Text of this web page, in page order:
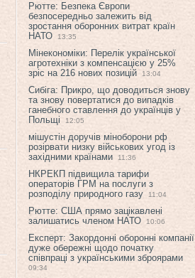
Рютте: Безпека Європи
безпосередньо залежить від
зростання оборонних витрат країн
НАТО
13:35
Мінекономіки: Перелік української
агротехніки з компенсацією у 25%
зріс на 216 нових позицій
13:04
Сибіга: Прикро, що доводиться знову
та знову повертатися до випадків
ганебного ставлення до українців у
Польщі
12:05
мішустін доручів міноборони рф
розірвати низку військових угод із
західними країнами
11:36
НКРЕКП підвищила тарифи
операторів ГРМ на послуги з
розподілу природного газу
11:04
Рютте: США прямо зацікавлені
залишатись членом НАТО
10:06
Експерт: Закордонні оборонні компанії
дуже обережні щодо початку
співпраці з українськими зброярами
09:34